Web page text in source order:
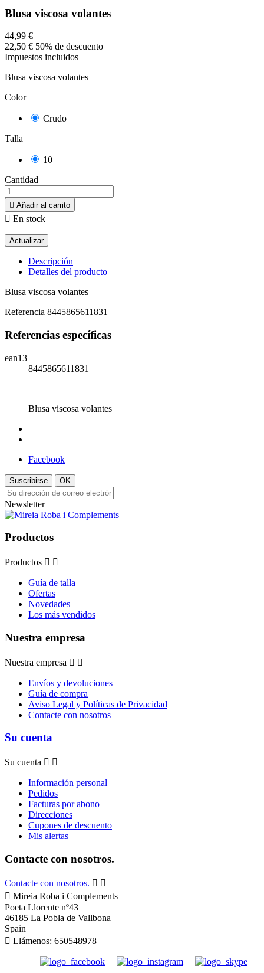
Blusa viscosa volantes
44,99 €
22,50 € 50% de descuento
Impuestos incluidos
Blusa viscosa volantes
Color
Crudo
Talla
10
Cantidad
 Añadir al carrito
 En stock
Descripción
Detalles del producto
Blusa viscosa volantes
Referencia 8445865611831
Referencias específicas
ean13
8445865611831
Blusa viscosa volantes
Facebook
Suscribirse OK
Newsletter
Productos
Productos  
Guía de talla
Ofertas
Novedades
Los más vendidos
Nuestra empresa
Nuestra empresa  
Envíos y devoluciones
Guía de compra
Aviso Legal y Políticas de Privacidad
Contacte con nosotros
Su cuenta
Su cuenta  
Información personal
Pedidos
Facturas por abono
Direcciones
Cupones de descuento
Mis alertas
Contacte con nosotros.
Contacte con nosotros.  
 Mireia Roba i Complements
Poeta Llorente nº43
46185 La Pobla de Vallbona
Spain
 Llámenos: 650548978